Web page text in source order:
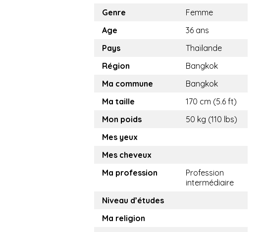
Genre
Femme
Age
36 ans
Pays
Thaïlande
Région
Bangkok
Ma commune
Bangkok
Ma taille
170 cm (5.6 ft)
Mon poids
50 kg (110 lbs)
Mes yeux
Mes cheveux
Ma profession
Profession
intermédiaire
Niveau d’études
Ma religion